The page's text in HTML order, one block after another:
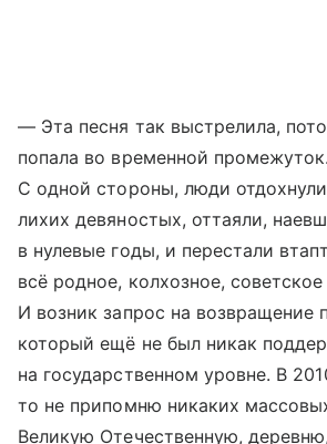
— Эта песня так выстрелила,
попала во временной
С одной стороны, люди
лихих девяностых, оттаяли,
в нулевые годы, и перестали
всё родное, колхозное,
И возник запрос на возвращение
который ещё не был никак
на государственном уровне. В
то не припомню никаких
Великую Отечественную,